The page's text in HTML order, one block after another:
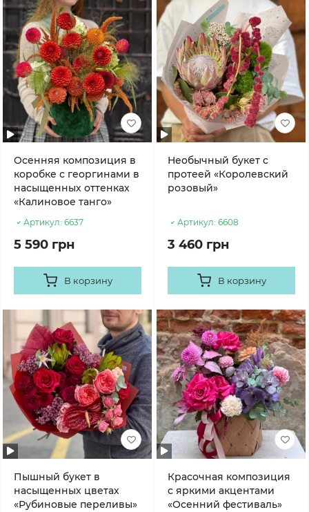
Осенняя композиция в
коробке с георгинами в
насыщенных оттенках
«Калиновое танго»
Артикул: 6637
5 590 грн
В корзину
Необычный букет с
протеей «Королевский
розовый»
Артикул: 6608
3 460 грн
В корзину
Пышный букет в
насыщенных цветах
«Рубиновые переливы»
Красочная композиция
с яркими акцентами
«Осенний фестиваль»